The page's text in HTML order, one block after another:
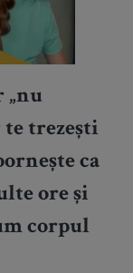
„nu
te trezești
ca
ore și
corpul